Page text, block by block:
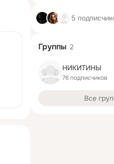
5
Группы 2
НИКИТИНЫ
76 подписчиков
Все